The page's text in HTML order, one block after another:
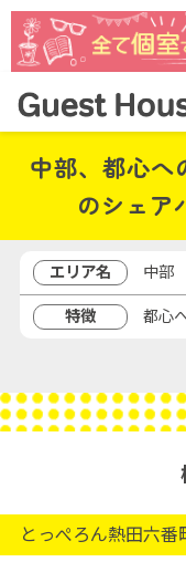
中部、都心へ
のシェア
エリア名
中部
特徴
都心
とっぺろん熱田六番